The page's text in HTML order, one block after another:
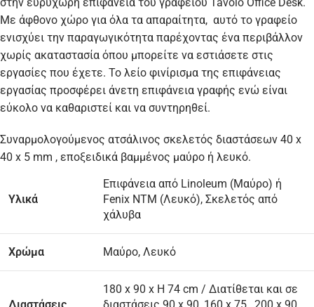
Με άφθονο χώρο για όλα τα απαραίτητα, αυτό το γραφείο
ενισχύει την παραγωγικότητα παρέχοντας ένα περιβάλλον
χωρίς ακαταστασία όπου μπορείτε να εστιάσετε στις
εργασίες που έχετε. Το λείο φινίρισμα της επιφάνειας
εργασίας προσφέρει άνετη επιφάνεια γραφής ενώ είναι
εύκολο να καθαριστεί και να συντηρηθεί.
Συναρμολογούμενος ατσάλινος σκελετός διαστάσεων 40 x
40 x 5 mm , εποξειδικά βαμμένος μαύρο ή λευκό.
Υλικά
Επιφάνεια από Linoleum (Μαύρο) ή
Fenix NTM (Λευκό), Σκελετός από
χάλυβα
Χρώμα Μαύρο, Λευκό
180 x 90 x Η 74 cm / Διατίθεται και σε